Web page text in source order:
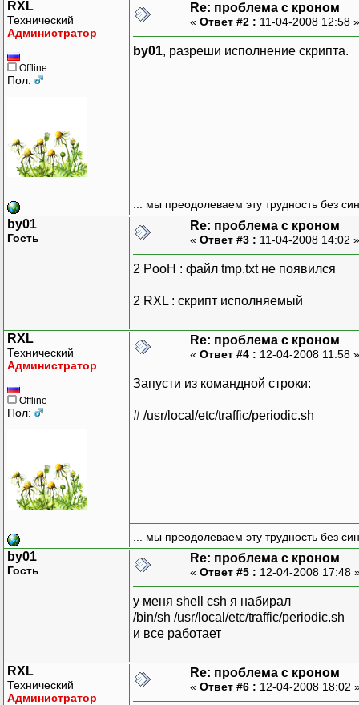
RXL
Технический
Администратор
Offline
Пол:
Re: проблема с кроном
« Ответ #2 : 11-04-2008 12:58
by01, разреши исполнение скрипта.
... мы преодолеваем эту трудность без
by01
Гость
Re: проблема с кроном
« Ответ #3 : 11-04-2008 14:02
2 PooH : файл tmp.txt не появился
2 RXL : скрипт исполняемый
RXL
Технический
Администратор
Offline
Пол:
Re: проблема с кроном
« Ответ #4 : 12-04-2008 11:58
Запусти из командной строки:
# /usr/local/etc/traffic/periodic.sh
... мы преодолеваем эту трудность без
by01
Гость
Re: проблема с кроном
« Ответ #5 : 12-04-2008 17:48
у меня shell csh я набирал
/bin/sh /usr/local/etc/traffic/periodic.sh
и все работает
RXL
Технический
Администратор
Re: проблема с кроном
« Ответ #6 : 12-04-2008 18:02